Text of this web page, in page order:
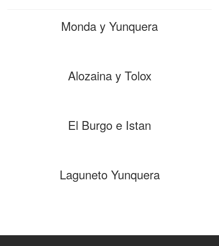
Monda y Yunquera
Alozaina y Tolox
El Burgo e Istan
Laguneto Yunquera